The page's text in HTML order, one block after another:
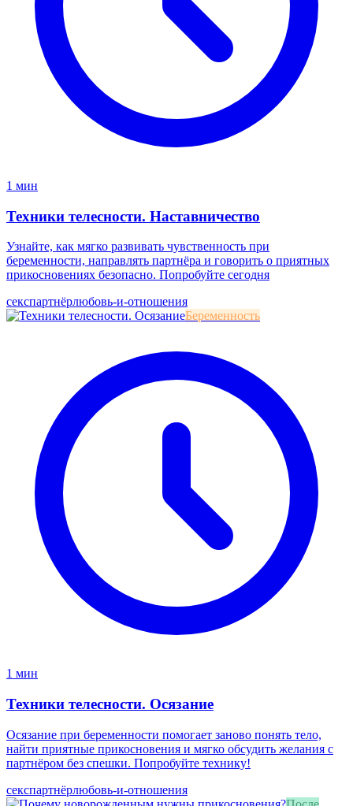
1 мин
Техники телесности. Наставничество
Узнайте, как мягко развивать чувственность при
беременности, направлять партнёра и говорить о приятных
прикосновениях безопасно. Попробуйте сегодня
секспартнёрлюбовь-и-отношения
Беременность
1 мин
Техники телесности. Осязание
Осязание при беременности помогает заново понять тело,
найти приятные прикосновения и мягко обсудить желания с
партнёром без спешки. Попробуйте технику!
секспартнёрлюбовь-и-отношения